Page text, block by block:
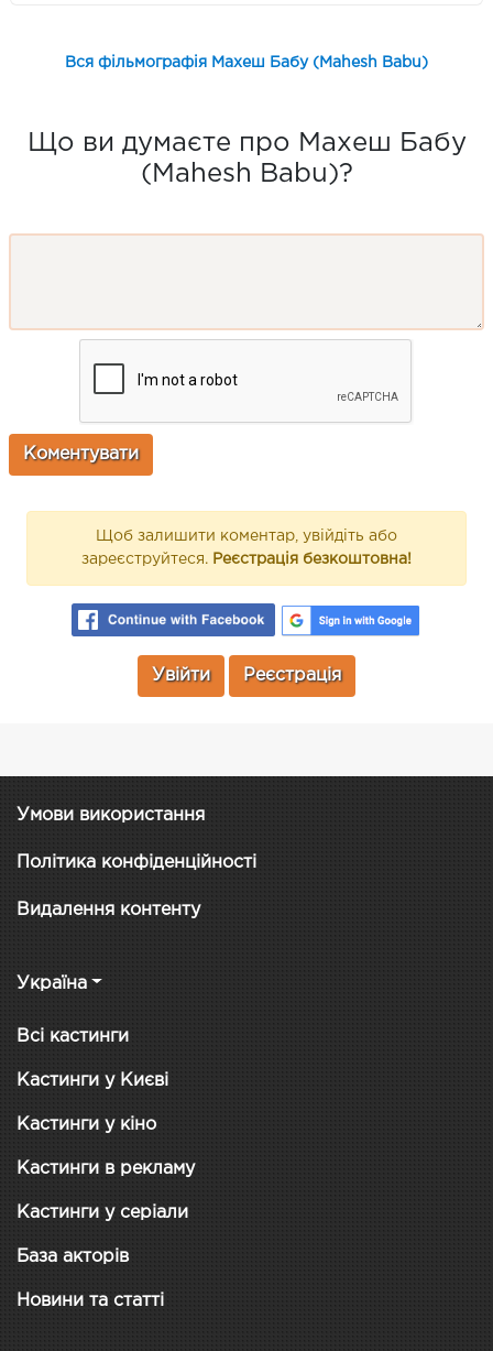
Вся фільмографія Махеш Бабу (Mahesh Babu)
Що ви думаєте про Махеш Бабу
(Mahesh Babu)?
Щоб залишити коментар, увійдіть або
зареєструйтеся. Реєстрація безкоштовна!
Увійти Реєстрація
Умови використання
Політика конфіденційності
Видалення контенту
Україна
Всі кастинги
Кастинги у Києві
Кастинги у кіно
Кастинги в рекламу
Кастинги у серіали
База акторів
Новини та статті